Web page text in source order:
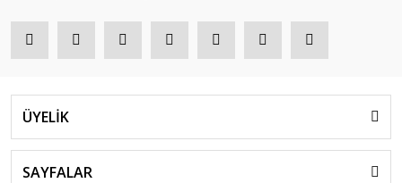
ÜYELİK
SAYFALAR